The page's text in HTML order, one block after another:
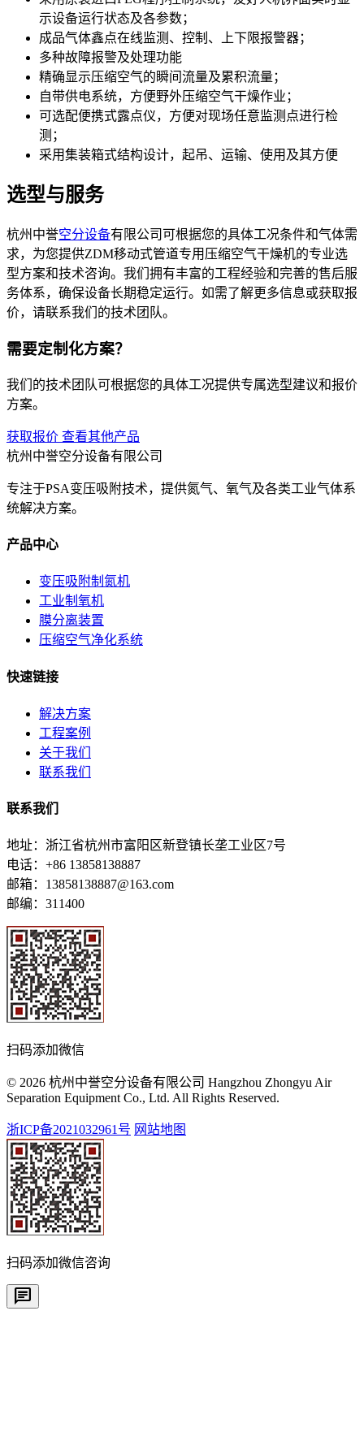
示设备运行状态及各参数；
成品气体鑫点在线监测、控制、上下限报警器；
多种故障报警及处理功能
精确显示压缩空气的瞬间流量及累积流量；
自带供电系统，方便野外压缩空气干燥作业；
可选配便携式露点仪，方便对现场任意监测点进行检
测；
采用集装箱式结构设计，起吊、运输、使用及其方便
选型与服务
杭州中誉空分设备有限公司可根据您的具体工况条件和气体需
求，为您提供ZDM移动式管道专用压缩空气干燥机的专业选
型方案和技术咨询。我们拥有丰富的工程经验和完善的售后服
务体系，确保设备长期稳定运行。如需了解更多信息或获取报
价，请联系我们的技术团队。
需要定制化方案？
我们的技术团队可根据您的具体工况提供专属选型建议和报价
方案。
获取报价 查看其他产品
杭州中誉空分设备有限公司
专注于PSA变压吸附技术，提供氮气、氧气及各类工业气体系
统解决方案。
产品中心
变压吸附制氮机
工业制氧机
膜分离装置
压缩空气净化系统
快速链接
解决方案
工程案例
关于我们
联系我们
联系我们
地址：浙江省杭州市富阳区新登镇长垄工业区7号
电话：+86 13858138887
邮箱：13858138887@163.com
邮编：311400
扫码添加微信
© 2026 杭州中誉空分设备有限公司 Hangzhou Zhongyu Air
Separation Equipment Co., Ltd. All Rights Reserved.
浙ICP备2021032961号 网站地图
扫码添加微信咨询
chat